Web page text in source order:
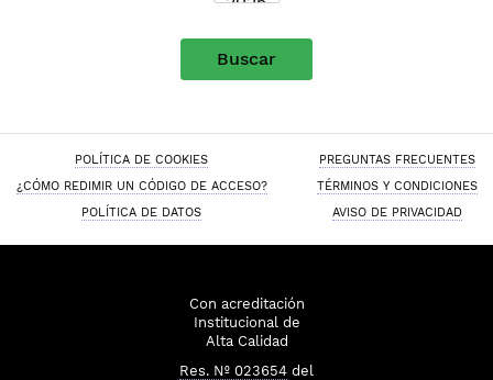
Buscar
POLÍTICA DE COOKIES
PREGUNTAS FRECUENTES
¿CÓMO REDIMIR UN CÓDIGO DE ACCESO?
TÉRMINOS Y CONDICIONES
POLÍTICA DE DATOS
AVISO DE PRIVACIDAD
Con acreditación
Institucional de
Alta Calidad
Res. Nº 023654 del